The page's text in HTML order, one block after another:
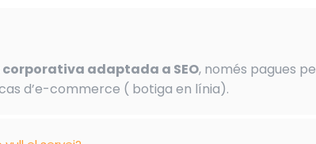
corporativa adaptada a SEO, només pagues
d’e-commerce ( botiga en línia).